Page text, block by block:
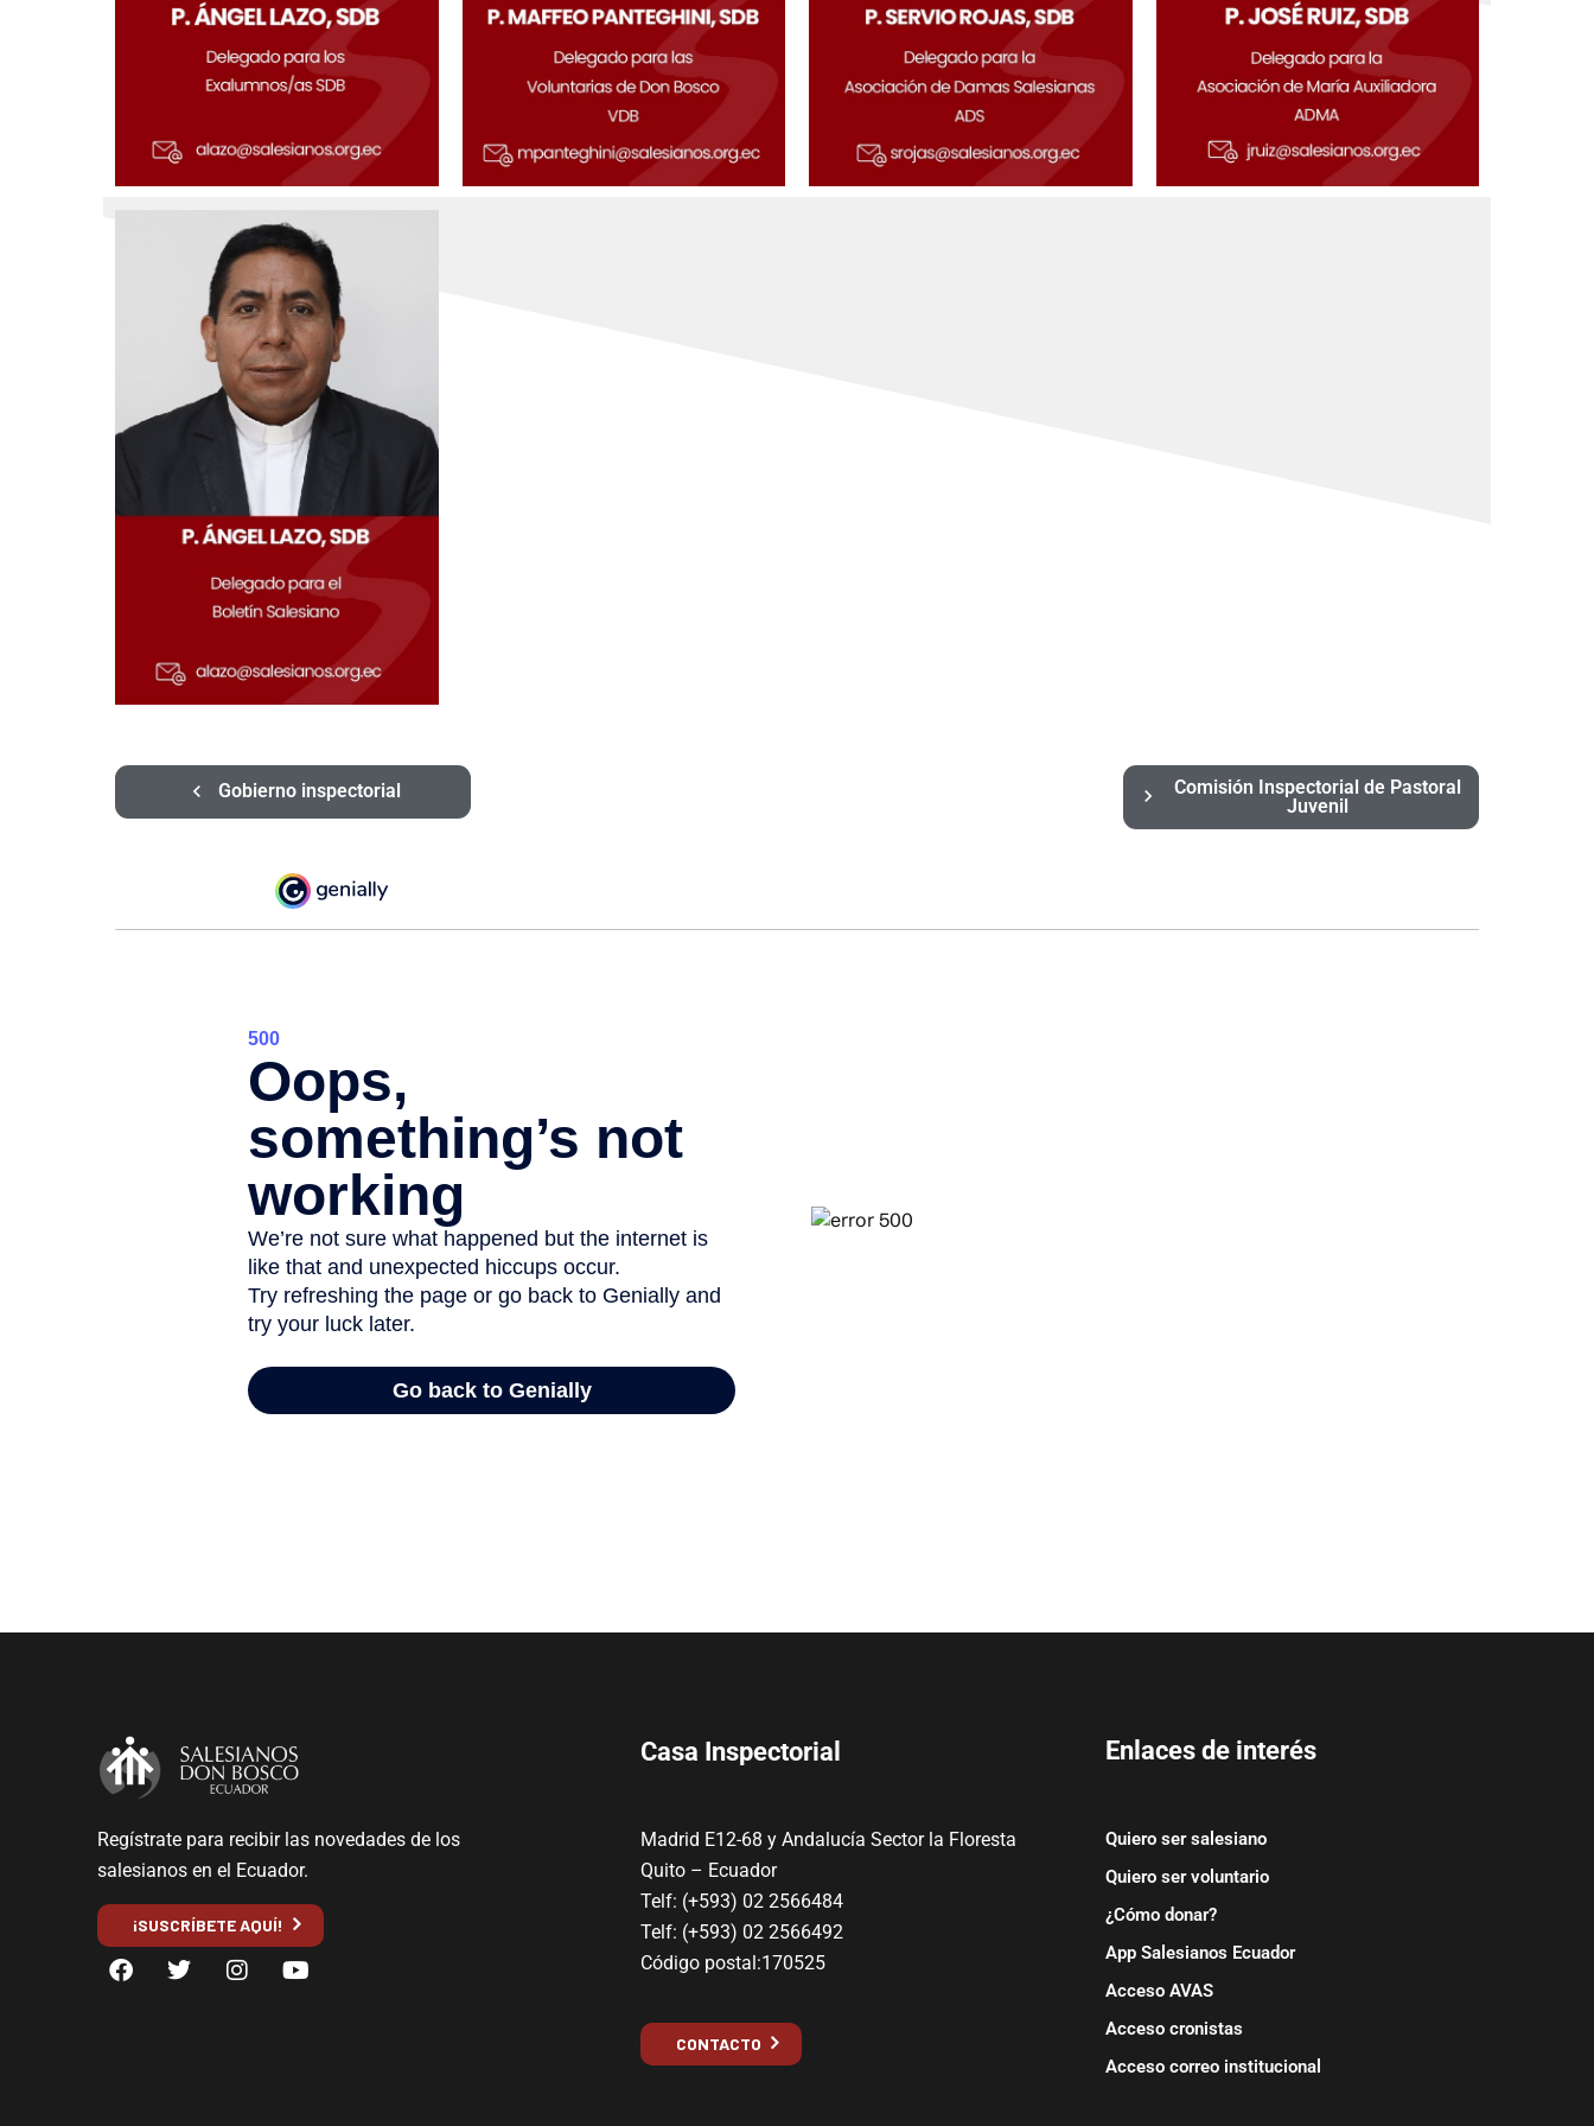
Gobierno inspectorial
Comisión Inspectorial de Pastoral
Juvenil
Regístrate para recibir las novedades de los
salesianos en el Ecuador.
¡SUSCRÍBETE AQUÍ!
Casa Inspectorial
Madrid E12-68 y Andalucía Sector la Floresta
Quito – Ecuador
Telf: (+593) 02 2566484
Telf: (+593) 02 2566492
Código postal:170525
CONTACTO
Enlaces de interés
Quiero ser salesiano
Quiero ser voluntario
¿Cómo donar?
App Salesianos Ecuador
Acceso AVAS
Acceso cronistas
Acceso correo institucional